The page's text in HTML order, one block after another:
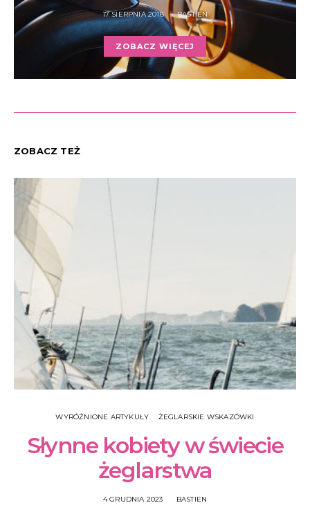
17 SIERPNIA 2018 BASTIEN
ZOBACZ WIĘCEJ
ZOBACZ TEŻ
WYRÓŻNIONE ARTYKUŁY ŻEGLARSKIE WSKAZÓWKI
Słynne kobiety w świecie
żeglarstwa
4 GRUDNIA 2023 BASTIEN